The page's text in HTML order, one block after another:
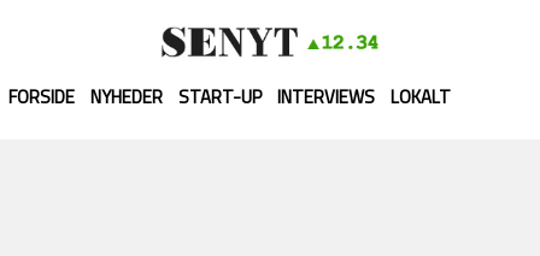
FORSIDE NYHEDER START-UP INTERVIEWS LOKALT